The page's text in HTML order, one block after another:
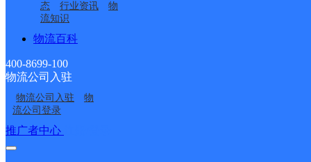
态
行业资讯
物
流知识
物流百科
400-8699-100
物流公司入驻
物流公司入驻
物
流公司登录
推广者中心
埔镇；东关镇；蓬壶镇
日派送）◇苏坑镇；（次
27 09:47:29_b】
首页